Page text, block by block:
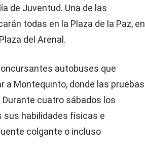
de Juventud. Una de las
todas en la Plaza de la Paz, en
del Arenal.
autobuses que
a Montequinto, donde las pruebas
cuatro sábados los
sus habilidades físicas e
colgante o incluso